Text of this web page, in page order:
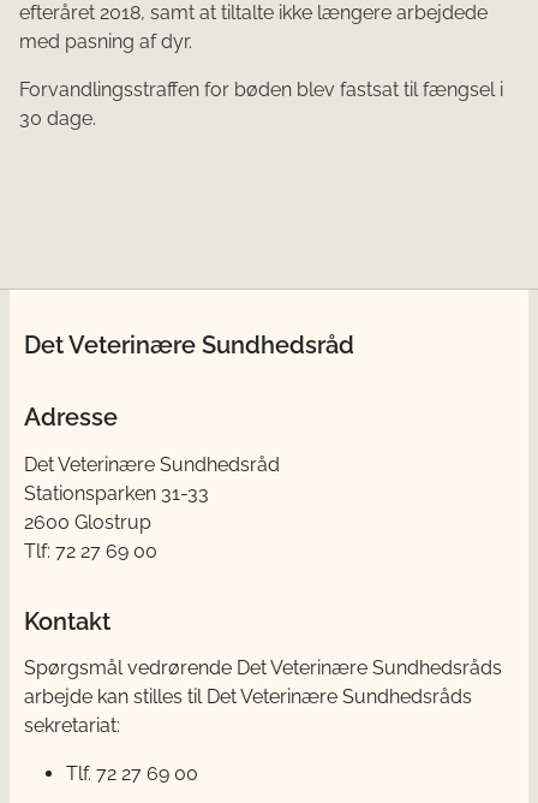
efteråret 2018, samt at tiltalte ikke længere arbejdede
med pasning af dyr.
Forvandlingsstraffen for bøden blev fastsat til fængsel i
30 dage.
Det Veterinære Sundhedsråd
Adresse
Det Veterinære Sundhedsråd
Stationsparken 31-33
2600 Glostrup
Tlf: 72 27 69 00
Kontakt
Spørgsmål vedrørende Det Veterinære Sundhedsråds
arbejde kan stilles til Det Veterinære Sundhedsråds
sekretariat:
Tlf. 72 27 69 00